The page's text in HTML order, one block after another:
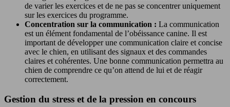
de varier les exercices et de ne pas se concentrer uniquement
sur les exercices du programme.
Concentration sur la communication : La communication
est un élément fondamental de l’obéissance canine. Il est
important de développer une communication claire et concise
avec le chien, en utilisant des signaux et des commandes
claires et cohérentes. Une bonne communication permettra au
chien de comprendre ce qu’on attend de lui et de réagir
correctement.
Gestion du stress et de la pression en concours